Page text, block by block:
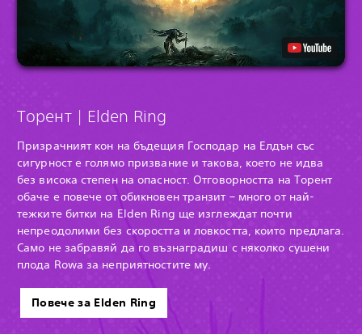
Торент | Elden Ring
Призрачният кон на бъдещия Господар на Елдън със
сигурност е голямо призвание и такова, което не идва
без висока степен на опасност. Отговорността на Торент
обаче е повече от обикновен транзит – много от най-
тежките битки на Elden Ring ще изглеждат почти
непреодолими без скоростта и ловкостта, които предлага.
Само не забравяй да го възнаградиш с няколко сушени
плода Rowa за неприятностите му.
Повече за Elden Ring